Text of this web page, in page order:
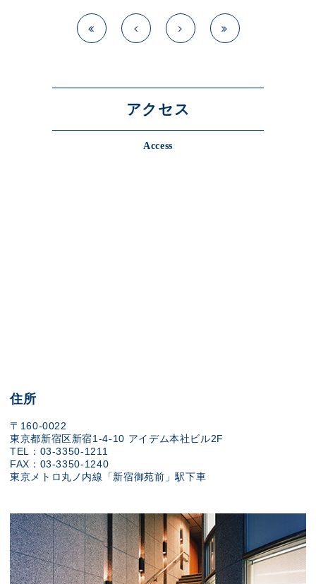
アクセス
Access
住所
〒160-0022
東京都新宿区新宿1-4-10 アイデム本社ビル2F
TEL：03-3350-1211
FAX：03-3350-1240
東京メトロ丸ノ内線「新宿御苑前」駅下車